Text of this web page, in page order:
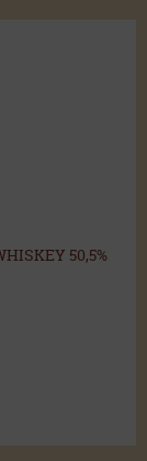
50,5%